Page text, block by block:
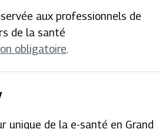
aux professionnels de
de la santé
obligatoire.
unique de la e-santé en Grand